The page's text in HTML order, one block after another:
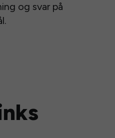
og svar på